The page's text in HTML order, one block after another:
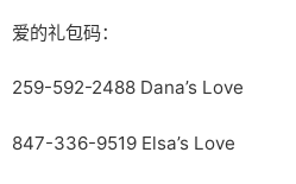
爱的礼包码：
259-592-2488 Dana’s Love
847-336-9519 Elsa’s Love